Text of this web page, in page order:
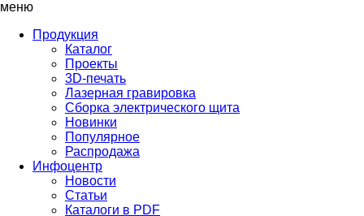
меню
Продукция
Каталог
Проекты
3D-печать
Лазерная гравировка
Сборка электрического щита
Новинки
Популярное
Распродажа
Инфоцентр
Новости
Статьи
Каталоги в PDF